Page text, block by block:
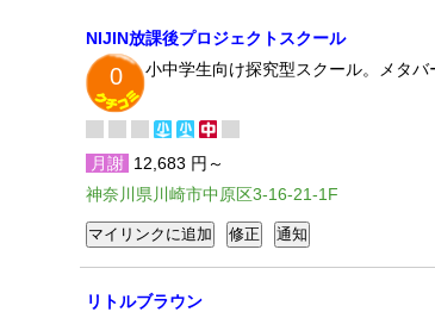
NIJIN放課後プロジェクトスクール
0 小中学生向け探究型スクール。メタ
月謝 12,683 円～
神奈川県川崎市中原区3-16-21-1F
リトルブラウン